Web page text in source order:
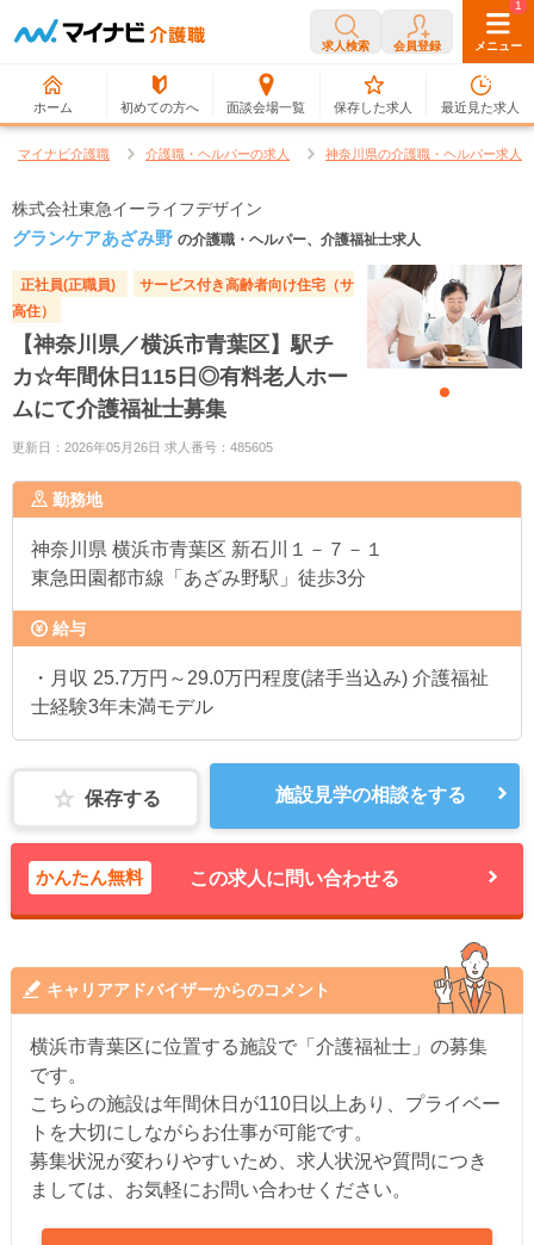
求人検索 会員登録 メニュー
ホーム 初めての方へ 面談会場一覧
0
保存した求人
1
最近見た求人
マイナビ介護職 介護職・ヘルパーの求人 神奈川県の介護職・ヘルパー求人
株式会社東急イーライフデザイン
グランケアあざみ野 の介護職・ヘルパー、介護福祉士求人
正社員(正職員)
サービス付き高齢者向け住宅（サ
高住）
【神奈川県／横浜市青葉区】駅チ
カ☆年間休日115日◎有料老人ホー
ムにて介護福祉士募集
更新日：2026年05月26日 求人番号：485605
勤務地
神奈川県 横浜市青葉区 新石川１－７－１
東急田園都市線「あざみ野駅」徒歩3分
給与
・月収 25.7万円～29.0万円程度(諸手当込み) 介護福祉
士経験3年未満モデル
保存する 施設見学の相談をする
かんたん無料 この求人に問い合わせる
キャリアアドバイザーからのコメント
横浜市青葉区に位置する施設で「介護福祉士」の募集
です。
こちらの施設は年間休日が110日以上あり、プライベー
トを大切にしながらお仕事が可能です。
募集状況が変わりやすいため、求人状況や質問につき
ましては、お気軽にお問い合わせください。